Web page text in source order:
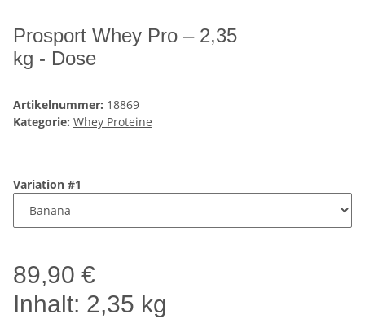
Prosport Whey Pro – 2,35
kg - Dose
Artikelnummer: 18869
Kategorie: Whey Proteine
Variation #1
89,90 €
Inhalt: 2,35 kg